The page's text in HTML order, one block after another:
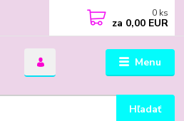
Menu
Hľadať
0 ks
za 0,00 EUR